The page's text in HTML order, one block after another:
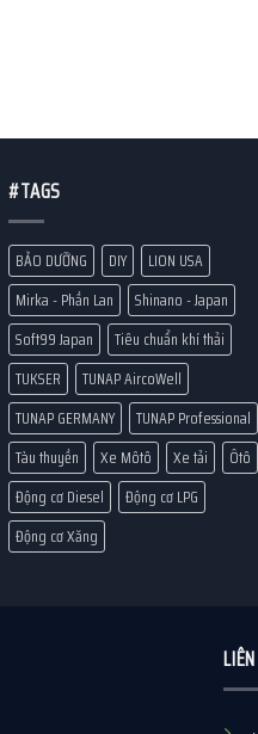
#TAGS
BẢO DƯỠNG DIY
LION USA
Mirka - Phần Lan
Shinano - Japan
Soft99 Japan
Tiêu chuẩn khí thải
TUKSER
TUNAP AircoWell
TUNAP GERMANY
TUNAP Professional
Tàu thuyền
Xe Môtô Xe tải
Ôtô
Động cơ Diesel
Động cơ LPG
Động cơ Xăng